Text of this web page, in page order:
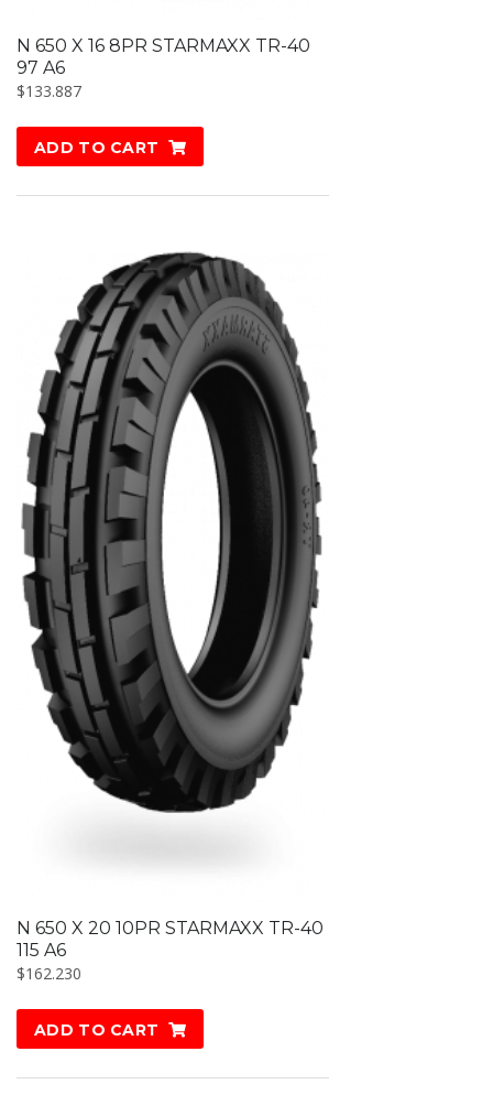
N 650 X 16 8PR STARMAXX TR-40
97 A6
$133.887
ADD TO CART
N 650 X 20 10PR STARMAXX TR-40
115 A6
$162.230
ADD TO CART